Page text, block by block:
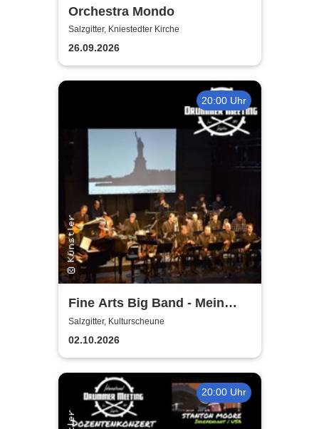
Orchestra Mondo
Salzgitter, Kniestedter Kirche
26.09.2026
20:00 Uhr
Fine Arts Big Band - Mein
amerikanischer Traum - True
Stories
Salzgitter, Kulturscheune
02.10.2026
20:00 Uhr